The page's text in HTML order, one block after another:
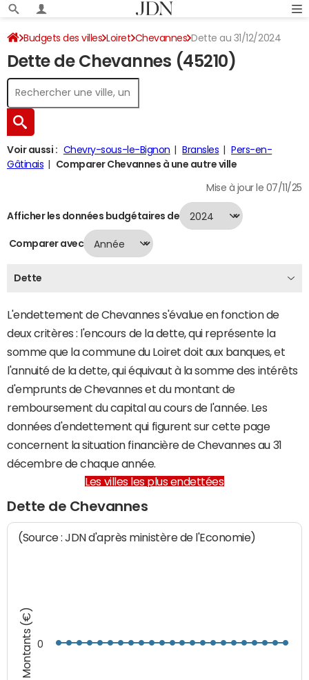
Budgets des villes Loiret Chevannes Dette au 31/12/2024
Dette de Chevannes (45210)
Voir aussi : Chevry-sous-le-Bignon Bransles
Pers-en-
Gâtinais
Comparer Chevannes à une autre ville
Mise à jour le 07/11/25
Afficher les données budgétaires de
Comparer avec
Dette
L'endettement de Chevannes s'évalue en fonction de
deux critères : l'encours de la dette, qui représente la
somme que la commune du Loiret doit aux banques, et
l'annuité de la dette, qui équivaut à la somme des intérêts
d'emprunts de Chevannes et du montant de
remboursement du capital au cours de l'année. Les
données d'endettement qui figurent sur cette page
concernent la situation financière de Chevannes au 31
décembre de chaque année.
Les villes les plus endettées
Dette de Chevannes
Montants (€)
(Source : JDN d'après ministère de l'Economie)
0